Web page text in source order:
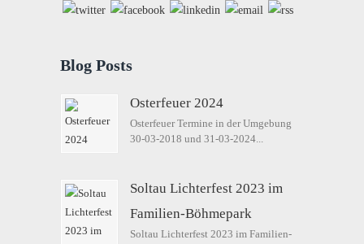
Blog Posts
Osterfeuer 2024
Osterfeuer Termine in der Umgebung
30-03-2018 und 31-03-2024...
Soltau Lichterfest 2023 im
Familien-Böhmepark
Soltau Lichterfest 2023 im Familien-